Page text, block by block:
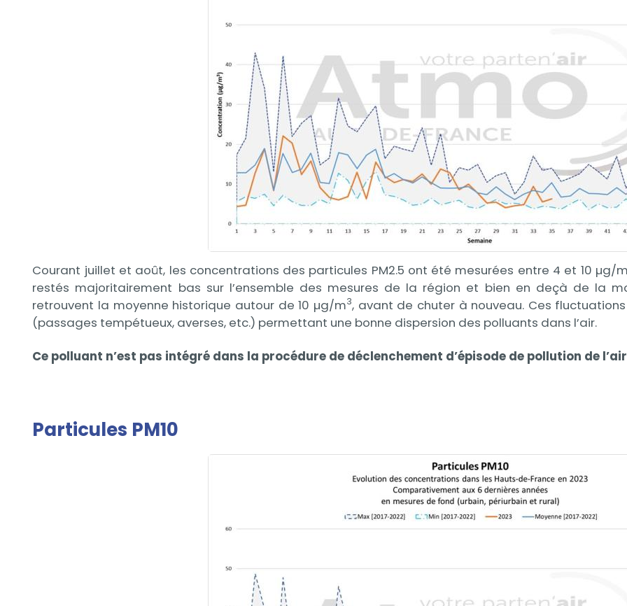
Courant juillet et août, les concentrations des particules PM2.5 ont été mesurées entre 4 et 10 µg/m
restés majoritairement bas sur l’ensemble des mesures de la région et bien en deçà de la
retrouvent la moyenne historique autour de 10 µg/m3, avant de chuter à nouveau. Ces
(passages tempétueux, averses, etc.) permettant une bonne dispersion des polluants dans l’air.
Ce polluant n’est pas intégré dans la procédure de déclenchement d’épisode de pollution de
Particules PM10